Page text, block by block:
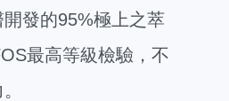
發的95%極上之萃
最高等級檢驗，不